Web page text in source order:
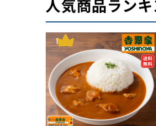
【新開発したミッドソール】
■硬質EVAスポンジ
立体成型ミッドソール。踏
■軟質EVAスポンジ
柔らかな素材で足全体の衝
■高硬度EVAプレート
着地時の安定性を高める硬
人気商品ラン
1